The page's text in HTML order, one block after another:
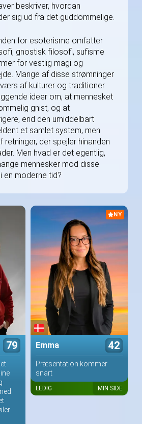
beskriver, hvordan
sig ud fra det guddommelige.
for esoterisme omfatter
gnostisk filosofi, sufisme
for vestlig magi og
Mange af disse strømninger
af kulturer og traditioner
ideer om, at mennesket
gnist, og at
end den umiddelbart
et samlet system, men
der spejler hinanden
Men hvad er det egentlig,
mennesker mod disse
en moderne tid?
79
NY
Emma 42
Præsentation kommer
snart
LEDIG MIN SIDE